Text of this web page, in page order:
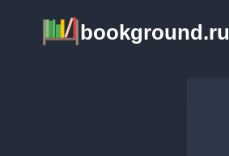
содержимому
bookground.ru